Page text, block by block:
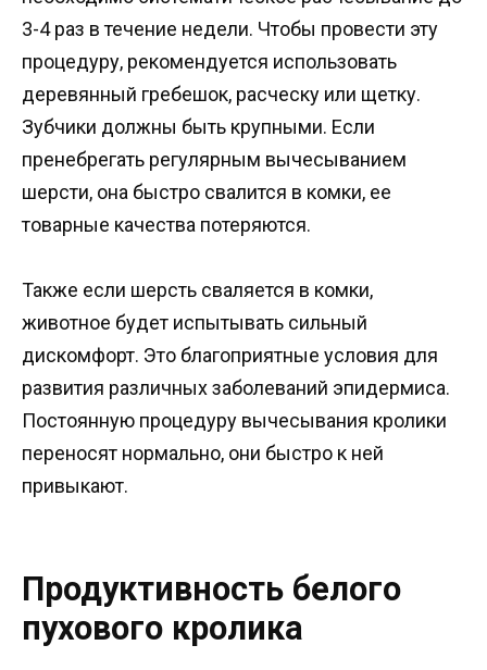
3-4 раз в течение недели. Чтобы провести эту
процедуру, рекомендуется использовать
деревянный гребешок, расческу или щетку.
Зубчики должны быть крупными. Если
пренебрегать регулярным вычесыванием
шерсти, она быстро свалится в комки, ее
товарные качества потеряются.
Также если шерсть сваляется в комки,
животное будет испытывать сильный
дискомфорт. Это благоприятные условия для
развития различных заболеваний эпидермиса.
Постоянную процедуру вычесывания кролики
переносят нормально, они быстро к ней
привыкают.
Продуктивность белого
пухового кролика